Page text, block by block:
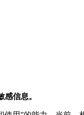
信息。